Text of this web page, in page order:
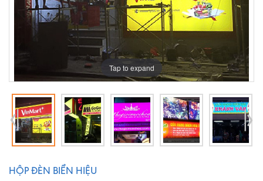
Tap to expand
HỘP ĐÈN BIỂN HIỆU